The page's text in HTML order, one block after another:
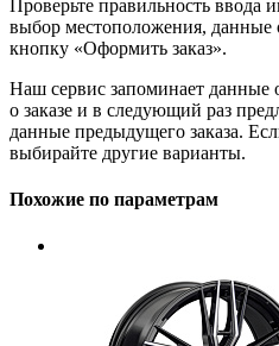
Проверьте правильность ввода
выбор местоположения, данные
кнопку «Оформить заказ».
Наш сервис запоминает данные
о заказе и в следующий раз
данные предыдущего заказа.
выбирайте другие варианты.
Похожие по параметрам